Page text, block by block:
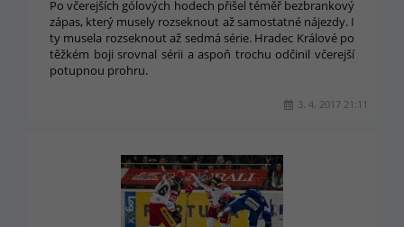
Po včerejších gólových hodech přišel téměř bezbrankový
zápas, který musely rozseknout až samostatné nájezdy. I
ty musela rozseknout až sedmá série. Hradec Králové po
těžkém boji srovnal sérii a aspoň trochu odčinil včerejší
potupnou prohru.
3. 4. 2017 21:11